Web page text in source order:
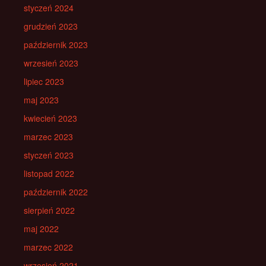
styczeń 2024
grudzień 2023
październik 2023
wrzesień 2023
lipiec 2023
maj 2023
kwiecień 2023
marzec 2023
styczeń 2023
listopad 2022
październik 2022
sierpień 2022
maj 2022
marzec 2022